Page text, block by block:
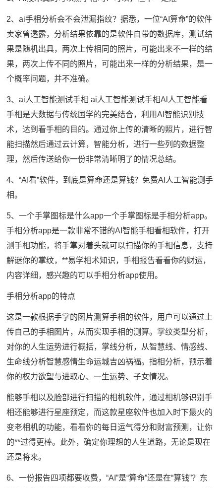
2、ai手相分析会不会泄漏指纹？据悉，一位“AI算命”的软件
卖家曾透露，分析结果依靠的是软件自带的数据库，测试结
果是随机出具，两次上传相同的照片，可能出来不一样的结
果，两次上传不同的照片，可能出来一样的分析结果，是一
个概率问题，并不准确。
3、ai人工智能测试手相 ai人工智能测试手相Al人工智能看
手相是大数据与传统国学的完美结合，利用AI智能识别技
术，达到看手相的目的。通过你上传的清晰的照片，进行智
能扫描然后通过云计算，智能分析，进行一些列的数据整
理，然后传送给你一份非常清晰明了的情况总结。
4、“AI看”软件，到底是算命还是算钱？免费AI人工智能测手
相。
5、一个手掌图标是什么app一个手掌图标是手相分析app。
手相分析app是一款非常不错的AI智能手相看相软件，打开
测手相功能，将手掌对着头就可以扫描你的手相信息，支持
解谜你的掌纹，**易学相术知识，手相报告看看你的财运，
内容详细，感兴趣的可以手相分析app使用。
手相分析app的特点
这是一款根据手掌的图片测算手相的软件，用户可以通过上
传自己的手相图片，从而实现手相的测算。掌纹类型分析，
对你的人生运势进行概括，掌线分析，从智慧线、情感线、
生命线分析智慧感情生命运城吉凶祸福。指相分析，预示着
你的权力欲望与进取心、一生运势、子女情况。
能够手相以及脸部进行扫描的相机软件，通过相机够识别手
相还能够进行星座预定，而这款星座软件也加入时下最火的
变老相机的功能，看看你的每日运气得分和财富预测，让你
的**过得更棒。此外，确定你理想的人生道路，无论是现在
还是将来。
6、一份报告四项都要收费，“AI”是“算命”还是在“算钱”？东